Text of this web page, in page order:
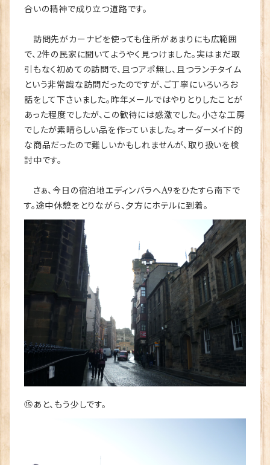
合いの精神で成り立つ道路です。
訪問先がカーナビを使っても住所があまりにも広範囲
で、2件の民家に聞いてようやく見つけました。実はまだ取
引もなく初めての訪問で、且つアポ無し、且つランチタイム
という非常識な訪問だったのですが、ご丁寧にいろいろお
話をして下さいました。昨年メールではやりとりしたことが
あった程度でしたが、この歓待には感激でした。小さな工房
でしたが素晴らしい品を作っていました。オーダーメイド的
な商品だったので難しいかもしれませんが、取り扱いを検
討中です。
さぁ、今日の宿泊地エディンバラへA9をひたすら南下で
す。途中休憩をとりながら、夕方にホテルに到着。
⑮あと、もう少しです。